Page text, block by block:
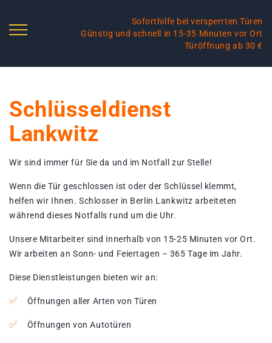
Soforthilfe bei versperrten Türen
Günstig und schnell in 15-35 Minuten vor Ort
Türöffnung ab 30 €
Schlüsseldienst
Lankwitz
Wir sind immer für Sie da und im Notfall zur Stelle!
Wenn die Tür geschlossen ist oder der Schlüssel klemmt,
helfen wir Ihnen. Schlosser in Berlin Lankwitz arbeiteten
während dieses Notfalls rund um die Uhr.
Unsere Mitarbeiter sind innerhalb von 15-25 Minuten vor Ort.
Wir arbeiten an Sonn- und Feiertagen – 365 Tage im Jahr.
Diese Dienstleistungen bieten wir an:
Öffnungen aller Arten von Türen
Öffnungen von Autotüren